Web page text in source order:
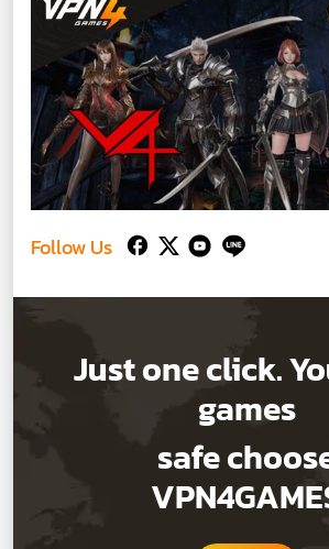
Follow Us
Just one click.
games
safe